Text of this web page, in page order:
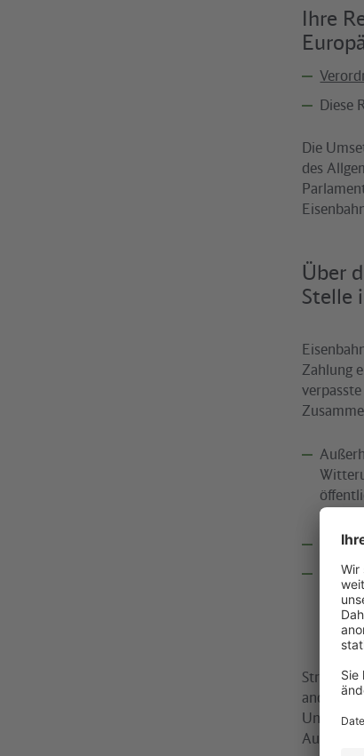
Ihre
Diese
Die
des
Über
Stelle
Zahlung
des
trotz
Streik
anderen
Ausnahme.